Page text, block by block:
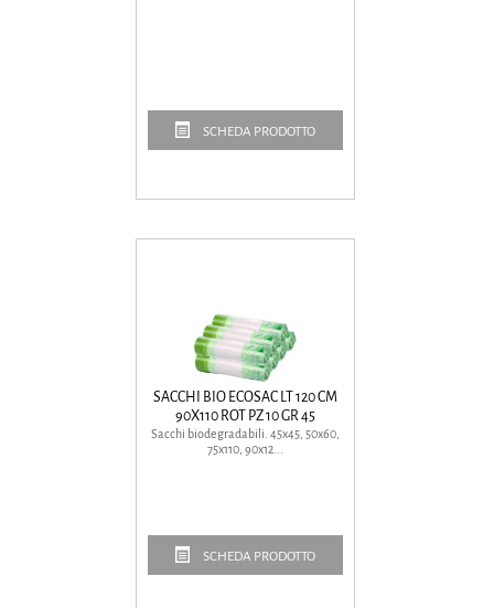
SCHEDA PRODOTTO
SACCHI BIO ECOSAC LT 120 CM
90X110 ROT PZ 10 GR 45
Sacchi biodegradabili. 45x45, 50x60,
75x110, 90x12...
SCHEDA PRODOTTO